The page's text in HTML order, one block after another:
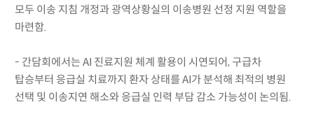
모두 이송 지침 개정과 광역상황실의 이송병원 선정 지원 역할을
마련함.
- 간담회에서는 AI 진료지원 체계 활용이 시연되어, 구급차
탑승부터 응급실 치료까지 환자 상태를 AI가 분석해 최적의 병원
선택 및 이송지연 해소와 응급실 인력 부담 감소 가능성이 논의됨.